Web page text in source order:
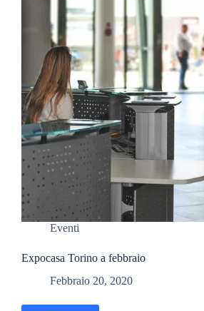
Eventi
Expocasa Torino a febbraio
Febbraio 20, 2020